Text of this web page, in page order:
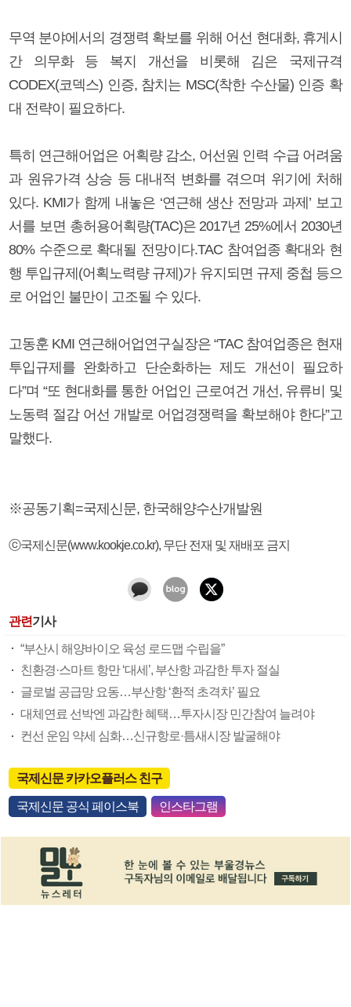
무역 분야에서의 경쟁력 확보를 위해 어선 현대화, 휴게시
간 의무화 등 복지 개선을 비롯해 김은 국제규격
CODEX(코덱스) 인증, 참치는 MSC(착한 수산물) 인증 확
대 전략이 필요하다.
특히 연근해어업은 어획량 감소, 어선원 인력 수급 어려움
과 원유가격 상승 등 대내적 변화를 겪으며 위기에 처해
있다. KMI가 함께 내놓은 ‘연근해 생산 전망과 과제’ 보고
서를 보면 총허용어획량(TAC)은 2017년 25%에서 2030년
80% 수준으로 확대될 전망이다.TAC 참여업종 확대와 현
행 투입규제(어획노력량 규제)가 유지되면 규제 중첩 등으
로 어업인 불만이 고조될 수 있다.
고동훈 KMI 연근해어업연구실장은 “TAC 참여업종은 현재
투입규제를 완화하고 단순화하는 제도 개선이 필요하
다”며 “또 현대화를 통한 어업인 근로여건 개선, 유류비 및
노동력 절감 어선 개발로 어업경쟁력을 확보해야 한다”고
말했다.
※공동기획=국제신문, 한국해양수산개발원
ⓒ국제신문(www.kookje.co.kr), 무단 전재 및 재배포 금지
관련기사
“부산시 해양바이오 육성 로드맵 수립을”
친환경·스마트 항만 ‘대세’, 부산항 과감한 투자 절실
글로벌 공급망 요동…부산항 ‘환적 초격차’ 필요
대체연료 선박엔 과감한 혜택…투자시장 민간참여 늘려야
컨선 운임 약세 심화…신규항로·틈새시장 발굴해야
국제신문 카카오플러스 친구
국제신문 공식 페이스북 인스타그램